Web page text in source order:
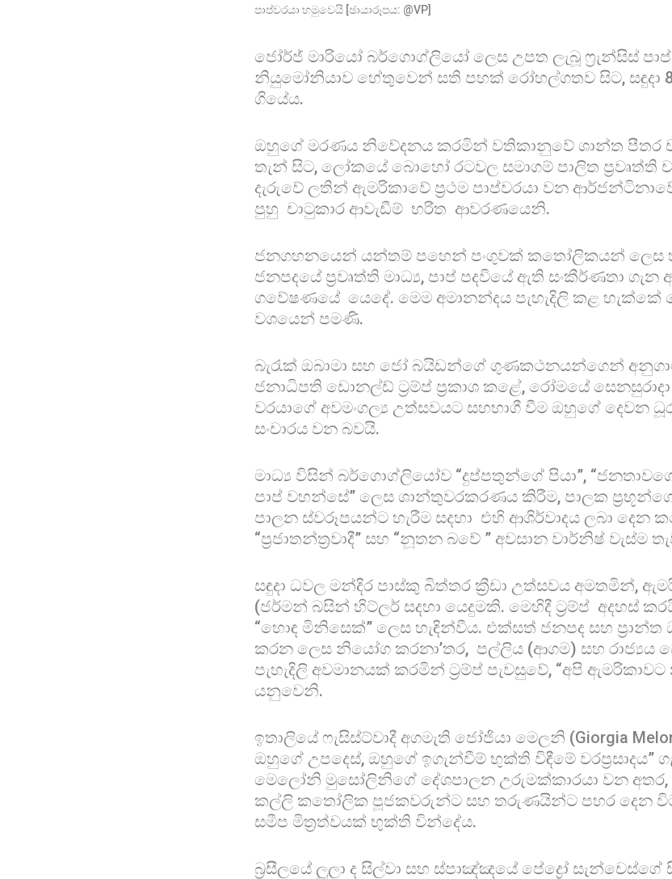
පාප්වරයා හමුවෙයි [ඡායාරූපය: @VP]
ජෝර්ජ් මාරියෝ බර්ගොග්ලියෝ ලෙස උපත ලැබූ ෆ්‍රැන්සිස්
නියුමෝනියාව හේතුවෙන් සති පහක් රෝහල්ගතව සිට, සඳුදා
ගියේය.
ඔහුගේ මරණය නිවේදනය කරමින් වතිකානුවේ ශාන්ත පීතර
තැන් සිට, ලෝකයේ බොහෝ රටවල සමාගම් පාලිත ප්‍රවෘත්ති
දැරුවේ ලතින් ඇමරිකාවේ ප්‍රථම පාප්වරයා වන
පුහු චාටුකාර ආවැඩීම් භරිත ආවරණයෙනි.
ජනගහනයෙන් යන්තම් පහෙන් පංගුවක් කතෝලිකයන් ලෙස
ජනපදයේ ප්‍රවෘත්ති මාධ්‍ය, පාප් පදවියේ ඇති සංකීර්ණතා ගැන
ගවේෂණයේ යෙදේ. මෙම අමානන්දය පැහැදිලි කළ හැක්කේ
වශයෙන් පමණි.
බැරැක් ඔබාමා සහ ජෝ බයිඩන්ගේ ගුණකථනයන්ගෙන්
ජනාධිපති ඩොනල්ඩ් ට්‍රම්ප් ප්‍රකාශ කළේ, රෝමයේ සෙනසුරාදා
වරයාගේ අවමංගල්‍ය උත්සවයට සහභාගී වීම ඔහුගේ දෙවන
සංචාරය වන බවයි.
මාධ්‍ය විසින් බර්ගොග්ලියෝව “දුප්පතුන්ගේ පියා”,
පාප් වහන්සේ” ලෙස ශාන්තුවරකරණය කිරීම, පාලක
පාලන ස්වරූපයන්ට හැරීම සදහා එහි ආශිර්වාදය ලබා
“ප්‍රජාතන්ත්‍රවාදී” සහ “නූතන බවේ ” අවසාන වාර්නිෂ් වැස්ම
සඳුදා ධවල මන්දිර පාස්කු බිත්තර ක්‍රීඩා උත්සවය අමතමින්,
(ජර්මන් බසින් හිට්ලර් සදහා යෙදුමකි. මෙහිදී ට්‍රම්ප් අදහස්
“හොඳ මිනිසෙක්” ලෙස හැඳින්වීය. එක්සත් ජනපද සහ ප්‍රාන්ත
කරන ලෙස නියෝග කරනා’තර, පල්ලිය (ආගම) සහ රාජ්‍යය
පැහැදිලි අවමානයක් කරමින් ට්‍රම්ප් පැවසුවේ, “අපි
යනුවෙනි.
ඉතාලියේ ෆැසිස්ට්වාදී අගමැති ජෝජියා මෙලනි (Giorgia
ඔහුගේ උපදෙස්, ඔහුගේ ඉගැන්වීම් භුක්ති විඳීමේ වරප්‍රසාදය”
මෙලෝනි මුසෝලිනිගේ දේශපාලන උරුමක්කාරයා වන අතර,
කල්ලි කතෝලික පූජකවරුන්ට සහ තරුණයින්ට පහර දෙන විට
සමීප මිත්‍රත්වයක් භුක්ති වින්දේය.
බ්‍රසීලයේ ලූලා ද සිල්වා සහ ස්පාඤ්ඤයේ පේද්‍රෝ